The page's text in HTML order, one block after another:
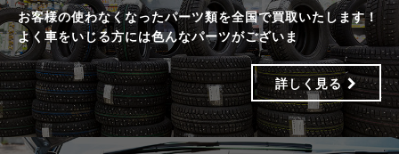
お客様の使わなくなったパーツ類を全国で買取いたします！
よく車をいじる方には色んなパーツがございま
詳しく見る